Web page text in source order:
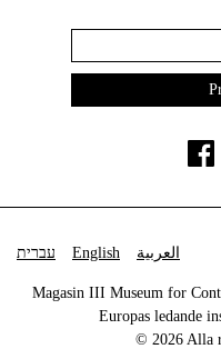
עברית English العربية
Magasin III Museum for
Europas ledande
© 2026 Alla